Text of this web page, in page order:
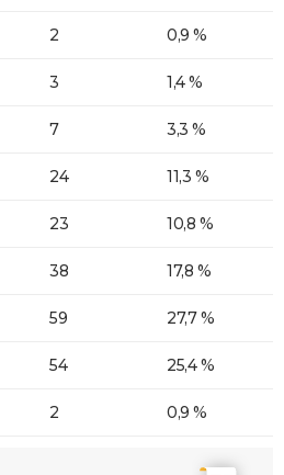
2 0,9 %
3 1,4 %
7 3,3 %
24 11,3 %
23 10,8 %
38 17,8 %
59 27,7 %
54 25,4 %
2 0,9 %